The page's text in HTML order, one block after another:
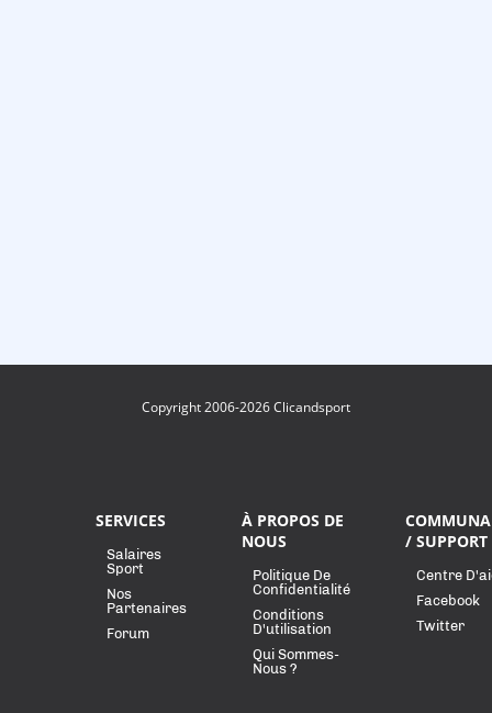
Copyright 2006-2026 Clicandsport
SERVICES
Salaires
Sport
Nos
Partenaires
Forum
À PROPOS DE
NOUS
Politique De
Confidentialité
Conditions
D'utilisation
Qui Sommes-
Nous ?
/ SUPPORT
Centre
Facebook
Twitter